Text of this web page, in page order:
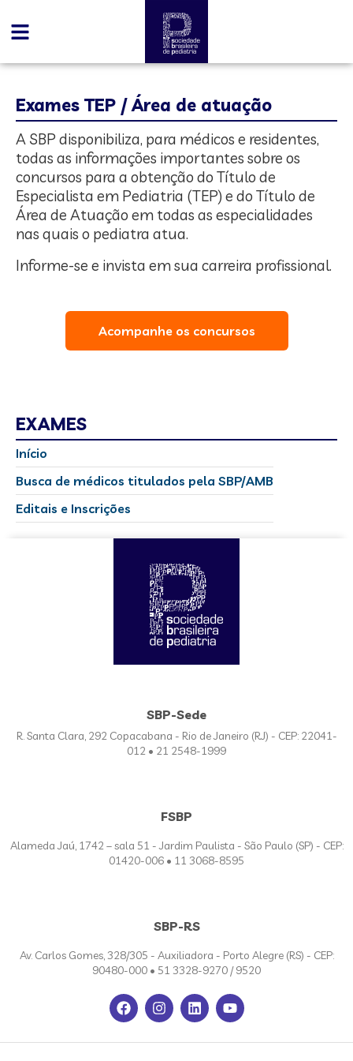
Exames TEP / Área de atuação
A SBP disponibiliza, para médicos e residentes,
todas as informações importantes sobre os
concursos para a obtenção do Título de
Especialista em Pediatria (TEP) e do Título de
Área de Atuação em todas as especialidades
nas quais o pediatra atua.
Informe-se e invista em sua carreira profissional.
Acompanhe os concursos
EXAMES
Início
Busca de médicos titulados pela SBP/AMB
Editais e Inscrições
SBP-Sede
R. Santa Clara, 292 Copacabana - Rio de Janeiro (RJ) - CEP: 22041-
012 • 21 2548-1999
FSBP
Alameda Jaú, 1742 – sala 51 - Jardim Paulista - São Paulo (SP) - CEP:
01420-006 • 11 3068-8595
SBP-RS
Av. Carlos Gomes, 328/305 - Auxiliadora - Porto Alegre (RS) - CEP:
90480-000 • 51 3328-9270 / 9520